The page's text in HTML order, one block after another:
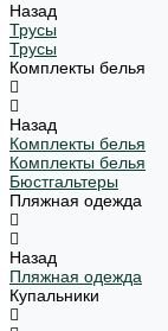
Назад
Трусы
Трусы
Комплекты белья
Назад
Комплекты белья
Комплекты белья
Бюстгальтеры
Пляжная одежда
Назад
Пляжная одежда
Купальники